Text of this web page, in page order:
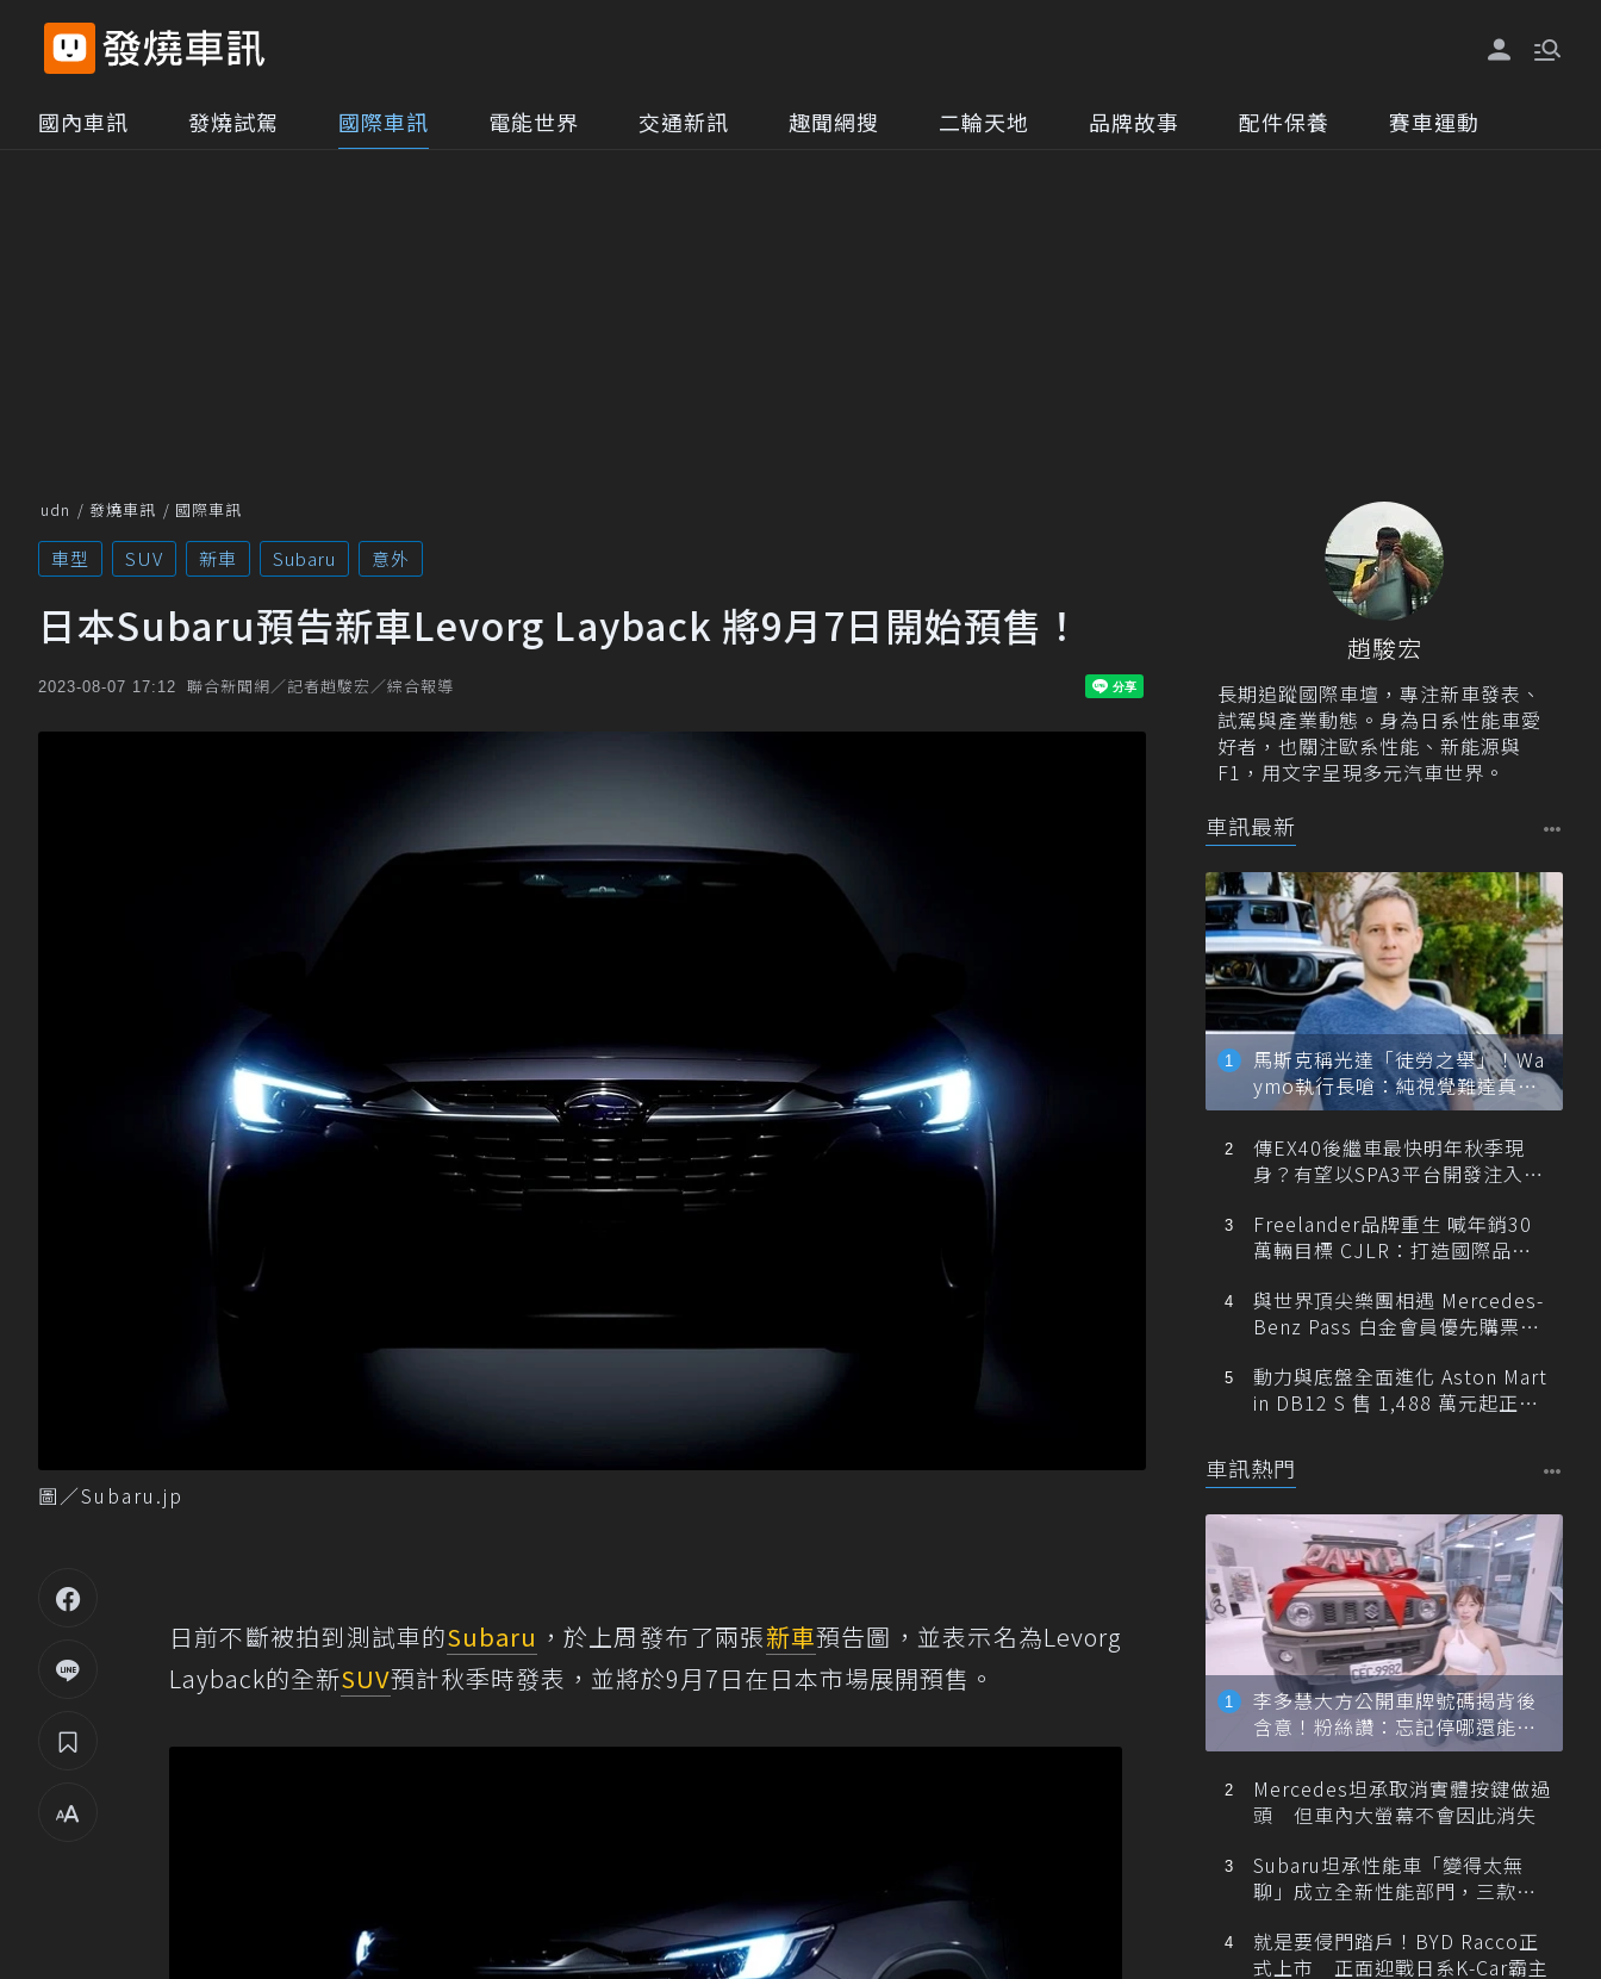
國內車訊 發燒試駕 國際車訊 電能世界 交通新訊 趣聞網搜 二輪天地 品牌故事 配件保養 賽車運動
udn 發燒車訊 國際車訊
車型 SUV 新車 Subaru 意外
日本Subaru預告新車Levorg Layback 將9月7日開始預售！
2023-08-07 17:12 聯合新聞網／記者趙駿宏／綜合報導
圖／Subaru.jp
日前不斷被拍到測試車的Subaru ，於上周發布了兩張新車預告圖，並表示名為Levorg
Layback的全新SUV預計秋季時發表，並將於9月7日在日本市場展開預售。
趙駿宏
長期追蹤國際車壇，專注新車發表、
試駕與產業動態。身為日系性能車愛
好者，也關注歐系性能、新能源與
F1，用文字呈現多元汽車世界。
車訊最新
馬斯克稱光達「徒勞之舉」！Wa
ymo執行長嗆：純視覺難達真正
自動駕駛
傳EX40後繼車最快明年秋季現
身？有望以SPA3平台開發注入80
Freelander品牌重生 喊年銷30
萬輛目標 CJLR：打造國際品牌
與世界頂尖樂團相遇 Mercedes-
Benz Pass 白金會員優先購票維
動力與底盤全面進化 Aston Mart
in DB12 S 售 1,488 萬元起正式
車訊熱門
李多慧大方公開車牌號碼揭背後
含意！粉絲讚：忘記停哪還能幫
忙找車
Mercedes坦承取消實體按鍵做過
頭 但車內大螢幕不會因此消失
Subaru坦承性能車「變得太無
聊」成立全新性能部門，三款手
就是要侵門踏戶！BYD Racco正
式上市 正面迎戰日系K-Car霸主